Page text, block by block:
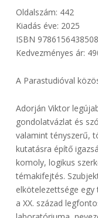
Oldalszám: 442
Kiadás éve: 2025
ISBN 9786156438508
Kedvezményes ár:
A Parastudióval
Adorján Viktor
gondolatvázlat és
valamint tényszerű,
kutatásra építő
komoly, logikus
témakifejtés.
elkötelezettsége
a XX. század